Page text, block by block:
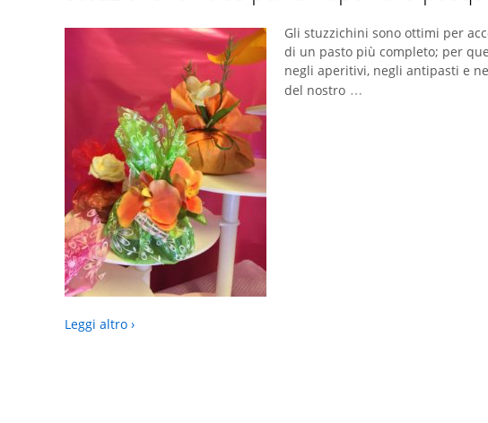
Gli stuzzichini sono ottimi per
di un pasto più completo; per
negli aperitivi, negli antipasti e
del nostro …
Leggi altro ›